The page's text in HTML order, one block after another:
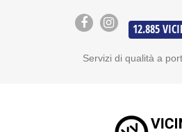
12.885
Servizi di qualità a